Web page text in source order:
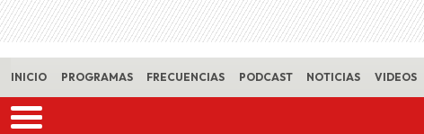
INICIO PROGRAMAS FRECUENCIAS PODCAST NOTICIAS VIDEOS